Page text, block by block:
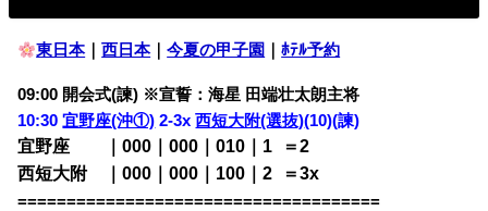
東日本｜西日本｜今夏の甲子園 ｜ﾎﾃﾙ予約
09:00 開会式(諫) ※宣誓：海星 田端壮太朗主将
10:30宜野座(沖①) 2-3x西短大附(選抜)(10)(諫)
宜野座 ｜000｜000｜010｜1
＝2
西短大附 ｜000｜000｜100｜2
＝3x
=====================================